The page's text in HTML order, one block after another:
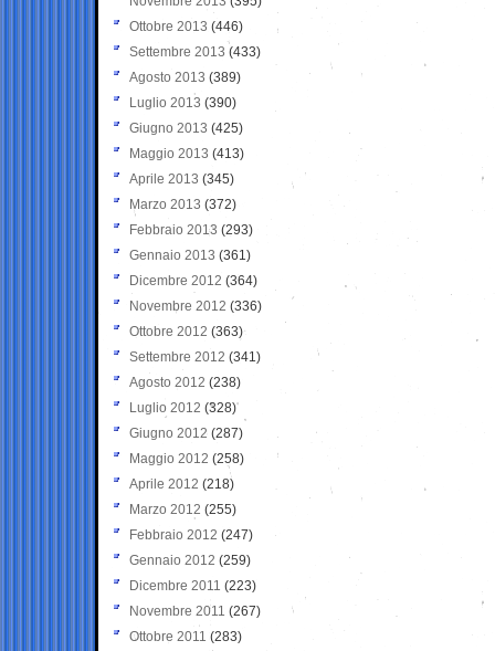
Ottobre 2013 (446)
Settembre 2013 (433)
Agosto 2013 (389)
Luglio 2013 (390)
Giugno 2013 (425)
Maggio 2013 (413)
Aprile 2013 (345)
Marzo 2013 (372)
Febbraio 2013 (293)
Gennaio 2013 (361)
Dicembre 2012 (364)
Novembre 2012 (336)
Ottobre 2012 (363)
Settembre 2012 (341)
Agosto 2012 (238)
Luglio 2012 (328)
Giugno 2012 (287)
Maggio 2012 (258)
Aprile 2012 (218)
Marzo 2012 (255)
Febbraio 2012 (247)
Gennaio 2012 (259)
Dicembre 2011 (223)
Novembre 2011 (267)
Ottobre 2011 (283)